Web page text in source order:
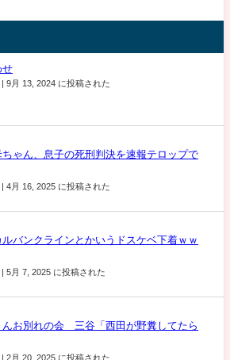
せ
| 9月 13, 2024 に投稿された
ちゃん、息子の死刑判決を速報テロップで
| 4月 16, 2025 に投稿された
ルバンクラインとかいうドスケベ下着ｗｗ
| 5月 7, 2025 に投稿された
んお別れの会 三谷「西田が野糞してたら
| 2月 20, 2025 に投稿された